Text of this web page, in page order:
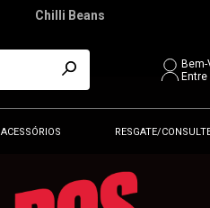
Chilli Beans
Bem-
ACESSÓRIOS RESGATE/